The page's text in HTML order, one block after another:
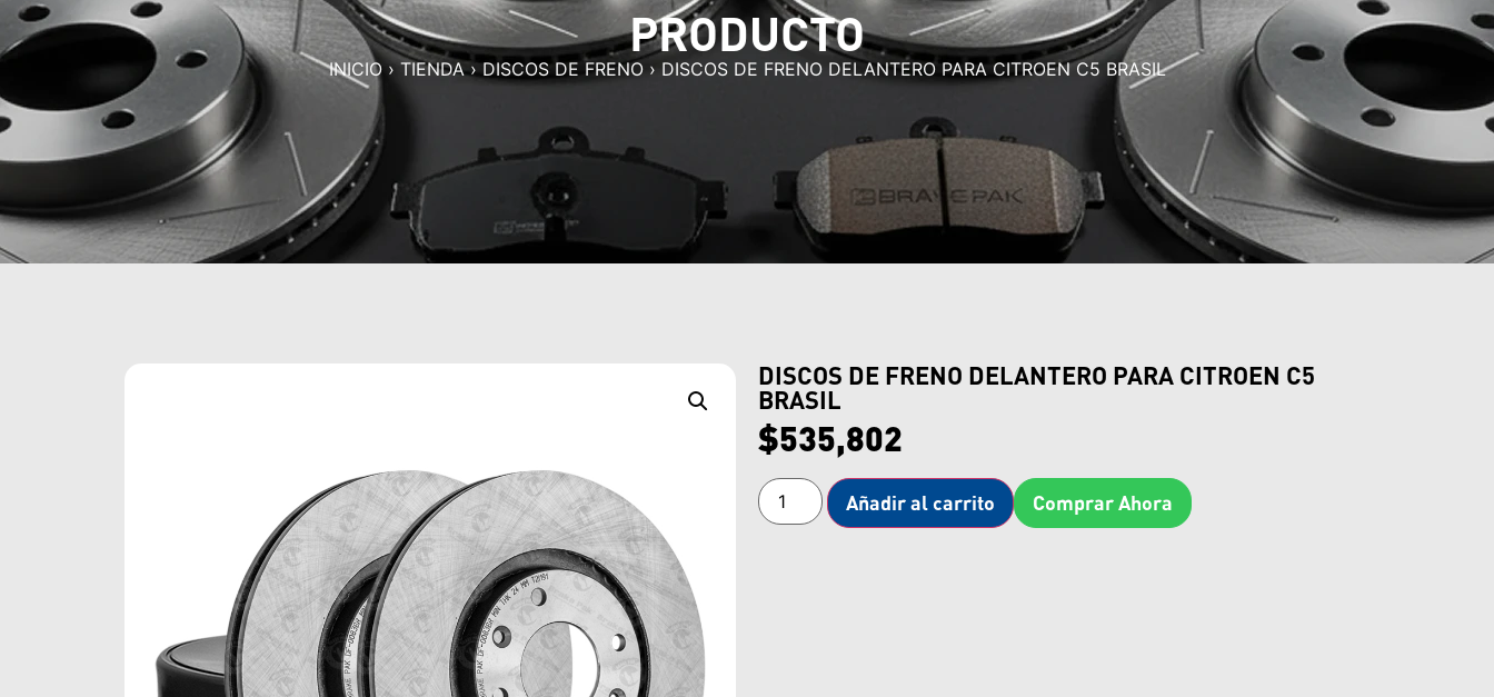
PRODUCTO
INICIO› TIENDA›DISCOS DE FRENO› DISCOS DE FRENO DELANTERO PARA CITROEN C5 BRASIL
DISCOS DE FRENO DELANTERO PARA CITROEN C5
BRASIL
$535,802
Añadir al carrito Comprar Ahora